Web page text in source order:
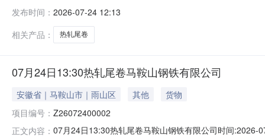
卷）Q235B2*1250*C攀钢钒1/1.59轧烂(因非计划产品的
发布时间： 2026-07-24 12:13
相关产品：
热轧尾卷
07月24日13:30热轧尾卷马鞍山钢铁有限公司
安徽省｜马鞍山市｜雨山区 其他
货物
项目编号： Z26072400002
正文内容： 07月24日13:30热轧尾卷马鞍山钢铁有限公司时间